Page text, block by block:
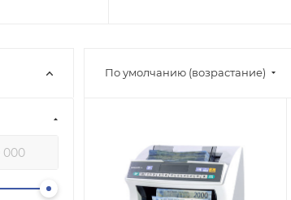
По умолчанию (возрастание)